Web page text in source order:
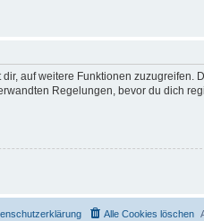
auf weitere Funktionen zuzugreifen.
Regelungen, bevor du dich
Alle Cookies löschen